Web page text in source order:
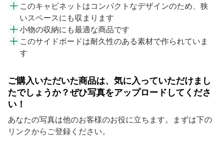
このキャビネットはコンパクトなデザインのため、狭
いスペースにも収まります
小物の収納にも最適な商品です
このサイドボードは耐久性のある素材で作られていま
す
ご購入いただいた商品は、気に入っていただけまし
たでしょうか？ぜひ写真をアップロードしてくださ
い！
あなたの写真は他のお客様のお役に立ちます。まずは下の
リンクからご登録ください。